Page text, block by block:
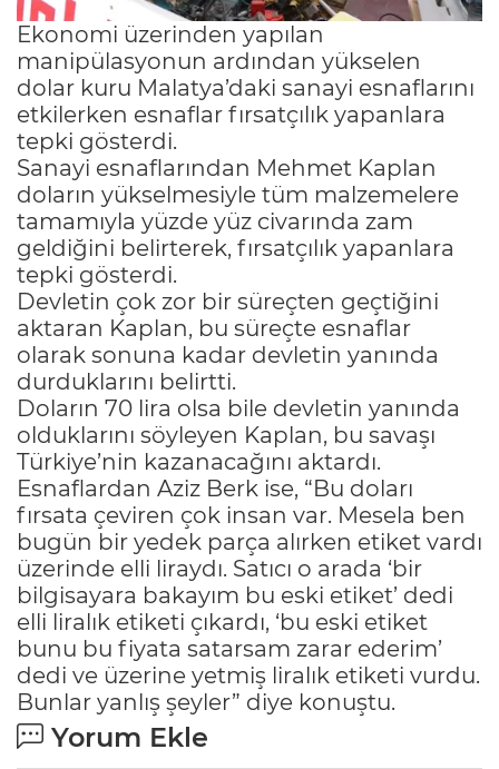
Ekonomi üzerinden yapılan
manipülasyonun ardından yükselen
dolar kuru Malatya’daki sanayi esnaflarını
etkilerken esnaflar fırsatçılık yapanlara
tepki gösterdi.
Sanayi esnaflarından Mehmet Kaplan
doların yükselmesiyle tüm malzemelere
tamamıyla yüzde yüz civarında zam
geldiğini belirterek, fırsatçılık yapanlara
tepki gösterdi.
Devletin çok zor bir süreçten geçtiğini
aktaran Kaplan, bu süreçte esnaflar
olarak sonuna kadar devletin yanında
durduklarını belirtti.
Doların 70 lira olsa bile devletin yanında
olduklarını söyleyen Kaplan, bu savaşı
Türkiye’nin kazanacağını aktardı.
Esnaflardan Aziz Berk ise, “Bu doları
fırsata çeviren çok insan var. Mesela ben
bugün bir yedek parça alırken etiket vardı
üzerinde elli liraydı. Satıcı o arada ‘bir
bilgisayara bakayım bu eski etiket’ dedi
elli liralık etiketi çıkardı, ‘bu eski etiket
bunu bu fiyata satarsam zarar ederim’
dedi ve üzerine yetmiş liralık etiketi vurdu.
Bunlar yanlış şeyler” diye konuştu.
Yorum Ekle